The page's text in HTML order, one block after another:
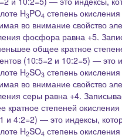
H3PO4 степень
во внимание свойство
фосфора равна +5.
общее кратное
(10:5=2 и 10:2=5) ― это
H2SO3 степень
во внимание свойство
серы равна +4.
кратное степеней
и 4:2=2) ― это индексы,
H2SO4 степень